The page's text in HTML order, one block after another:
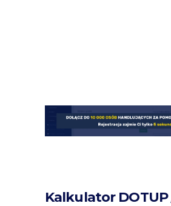
Kalkulator DOTUP